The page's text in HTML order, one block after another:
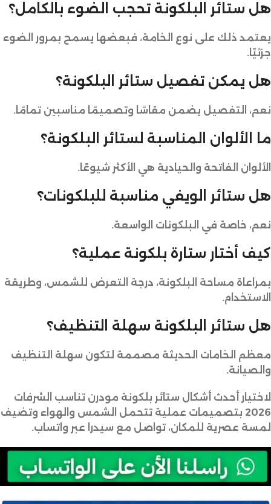
هل ستائر البلكونة تحجب الضوء بالكامل؟
يعتمد ذلك على نوع الخامة، فبعضها يسمح بمرور الضوء
جزئيًا.
هل يمكن تفصيل ستائر البلكونة؟
نعم، التفصيل يضمن مقاسًا وتصميمًا مناسبين تمامًا.
ما الألوان المناسبة لستائر البلكونة؟
الألوان الفاتحة والحيادية هي الأكثر شيوعًا.
هل ستائر الويفي مناسبة للبلكونات؟
نعم، خاصة في البلكونات الواسعة.
كيف أختار ستارة بلكونة عملية؟
بمراعاة مساحة البلكونة، درجة التعرض للشمس، وطريقة
الاستخدام.
هل ستائر البلكونة سهلة التنظيف؟
معظم الخامات الحديثة مصممة لتكون سهلة التنظيف
والصيانة.
لاختيار أحدث أشكال ستائر بلكونة مودرن تناسب الشرفات
2026 بتصميمات عملية تتحمل الشمس والهواء وتضيف
لمسة عصرية للمكان، تواصل مع سيدرا عبر واتساب.